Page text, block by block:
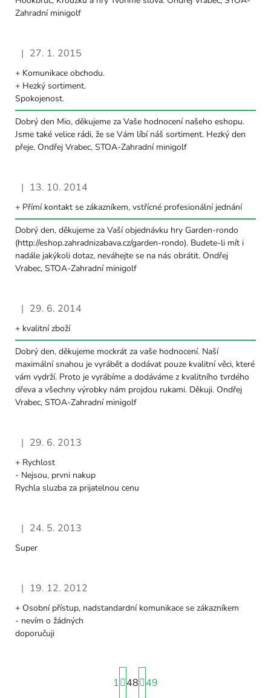
Zahradní minigolf
Hodnocení obchodu je 5 z 5 hvězdiček.
| 27. 1. 2015
+ Komunikace obchodu.
+ Hezký sortiment.
Spokojenost.
Dobrý den Mio, děkujeme za Vaše hodnocení našeho eshopu.
Jsme také velice rádi, že se Vám líbí náš sortiment. Hezký den
přeje, Ondřej Vrabec, STOA-Zahradní minigolf
Hodnocení obchodu je 0 z 5 hvězdiček.
| 13. 10. 2014
+ Přímí kontakt se zákazníkem, vstřícné profesionální jednání
Dobrý den, děkujeme za Vaší objednávku hry Garden-rondo
(http://eshop.zahradnizabava.cz/garden-rondo). Budete-li mít i
nadále jakýkoli dotaz, neváhejte se na nás obrátit. Ondřej
Vrabec, STOA-Zahradní minigolf
Hodnocení obchodu je 0 z 5 hvězdiček.
| 29. 6. 2014
+ kvalitní zboží
Dobrý den, děkujeme mockrát za vaše hodnocení. Naší
maximální snahou je vyrábět a dodávat pouze kvalitní věci, které
vám vydrží. Proto je vyrábíme a dodáváme z kvalitního tvrdého
dřeva a všechny výrobky nám projdou rukami. Děkuji. Ondřej
Vrabec, STOA-Zahradní minigolf
Hodnocení obchodu je 5 z 5 hvězdiček.
| 29. 6. 2013
+ Rychlost
- Nejsou, prvni nakup
Rychla sluzba za prijatelnou cenu
Hodnocení obchodu je 5 z 5 hvězdiček.
| 24. 5. 2013
Super
Hodnocení obchodu je 5 z 5 hvězdiček.
| 19. 12. 2012
+ Osobní přístup, nadstandardní komunikace se zákazníkem
- nevím o žádných
doporučuji
S
t
1 48
49